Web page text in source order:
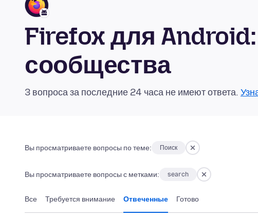
Firefox для
сообщества
3 вопроса за последние 24 часа не имеют ответа.
Вы просматриваете вопросы по теме: Поиск
Вы просматриваете вопросы с метками: search
Все Требуется внимание Отвеченные Готово